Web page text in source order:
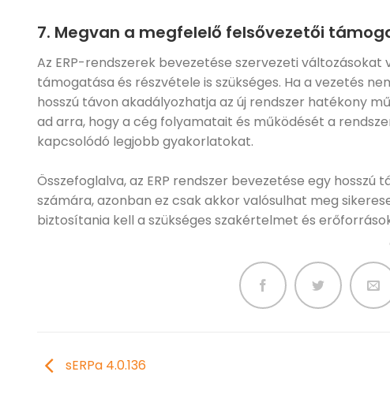
7. Megvan a megfelelő felsővezetői
Az ERP-rendszerek bevezetése szervezeti
támogatása és részvétele is szükséges. Ha a vezetés
hosszú távon akadályozhatja az új rendszer hatékony
ad arra, hogy a cég folyamatait és működését a
kapcsolódó legjobb gyakorlatokat.
Összefoglalva, az ERP rendszer bevezetése egy
számára, azonban ez csak akkor valósulhat meg
biztosítania kell a szükséges szakértelmet és
sERPa 4.0.136